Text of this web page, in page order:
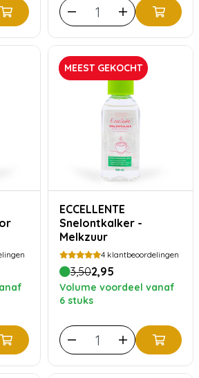
MEEST GEKOCHT
ECCELLENTE
Snelontkalker -
Melkzuur
4 klantbeoordelingen
3,502,95
Volume voordeel vanaf
6 stuks